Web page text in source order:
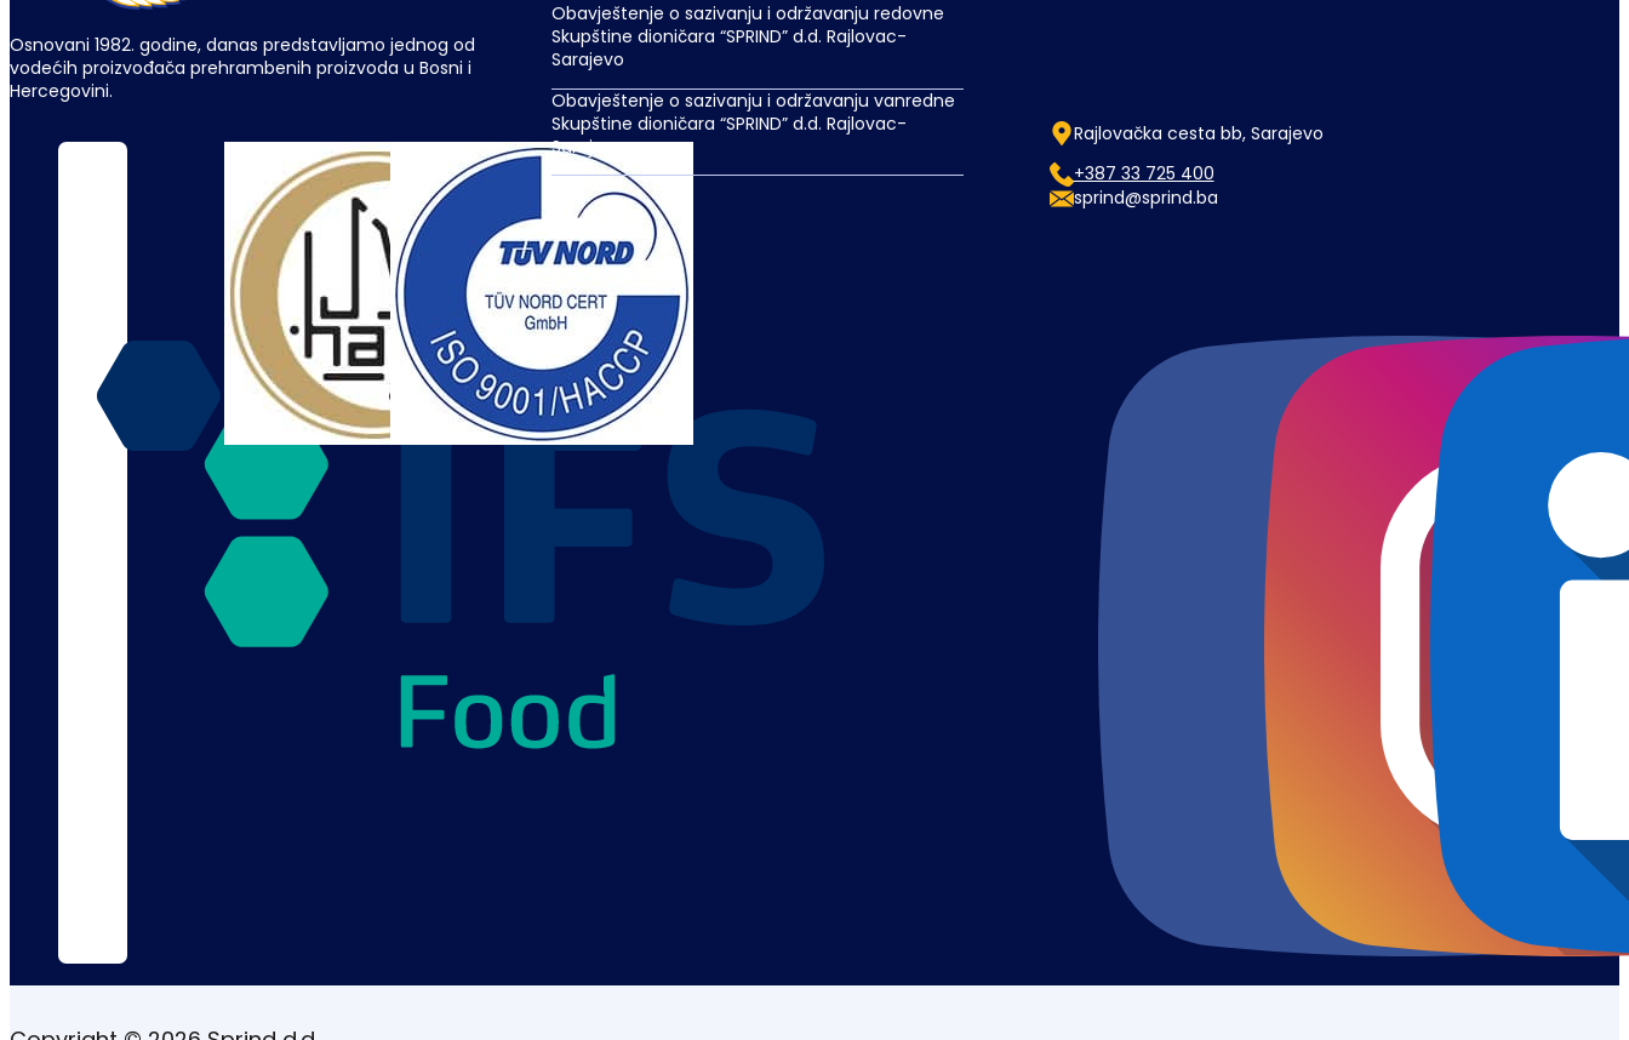
Osnovani 1982. godine, danas predstavljamo jednog od
vodećih proizvođača prehrambenih proizvoda u Bosni i
Hercegovini.
Obavještenje o sazivanju i održavanju redovne
Skupštine dioničara “SPRIND” d.d. Rajlovac-
Sarajevo
Obavještenje o sazivanju i održavanju vanredne
Skupštine dioničara “SPRIND” d.d. Rajlovac-
Sarajevo
Rajlovačka cesta bb, Sarajevo
+387 33 725 400
sprind@sprind.ba